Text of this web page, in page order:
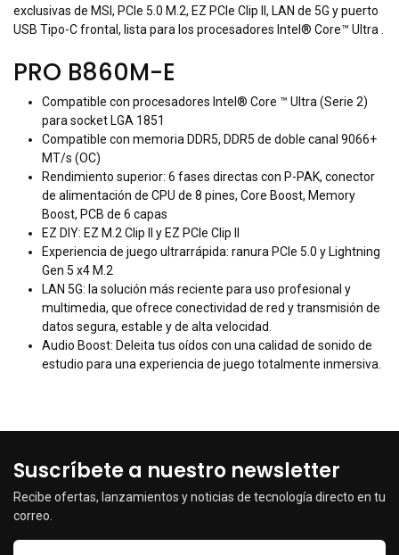
exclusivas de MSI, PCIe 5.0 M.2, EZ PCIe Clip II, LAN de 5G y puerto
USB Tipo-C frontal, lista para los procesadores Intel® Core™ Ultra .
PRO B860M-E
Compatible con procesadores Intel® Core ™ Ultra (Serie 2)
para socket LGA 1851
Compatible con memoria DDR5, DDR5 de doble canal 9066+
MT/s (OC)
Rendimiento superior: 6 fases directas con P-PAK, conector
de alimentación de CPU de 8 pines, Core Boost, Memory
Boost, PCB de 6 capas
EZ DIY: EZ M.2 Clip II y EZ PCIe Clip II
Experiencia de juego ultrarrápida: ranura PCIe 5.0 y Lightning
Gen 5 x4 M.2
LAN 5G: la solución más reciente para uso profesional y
multimedia, que ofrece conectividad de red y transmisión de
datos segura, estable y de alta velocidad.
Audio Boost: Deleita tus oídos con una calidad de sonido de
estudio para una experiencia de juego totalmente inmersiva.
Suscríbete a nuestro newsletter
Recibe ofertas, lanzamientos y noticias de tecnología directo en tu
correo.